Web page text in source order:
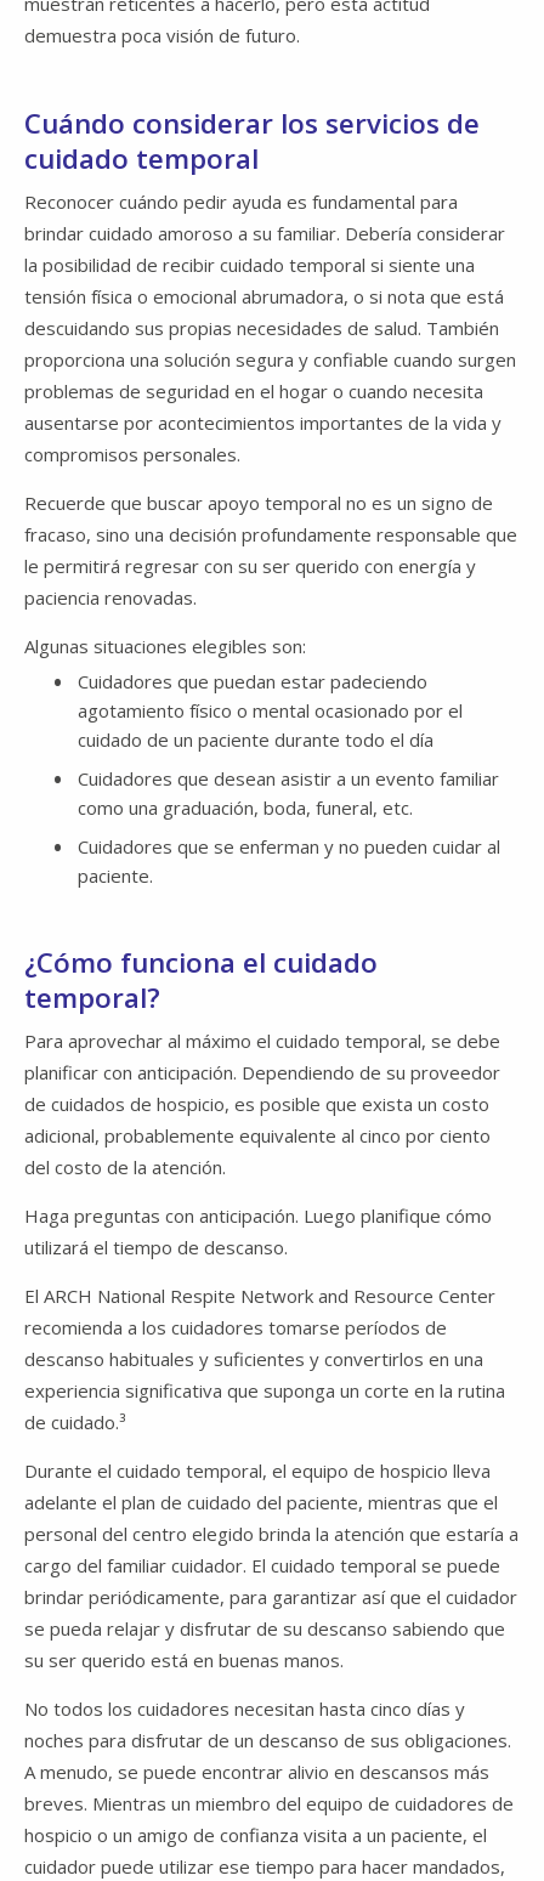
demuestra poca visión de futuro.
Cuándo considerar los servicios de
cuidado temporal
Reconocer cuándo pedir ayuda es fundamental para
brindar cuidado amoroso a su familiar. Debería considerar
la posibilidad de recibir cuidado temporal si siente una
tensión física o emocional abrumadora, o si nota que está
descuidando sus propias necesidades de salud. También
proporciona una solución segura y confiable cuando surgen
problemas de seguridad en el hogar o cuando necesita
ausentarse por acontecimientos importantes de la vida y
compromisos personales.
Recuerde que buscar apoyo temporal no es un signo de
fracaso, sino una decisión profundamente responsable que
le permitirá regresar con su ser querido con energía y
paciencia renovadas.
Algunas situaciones elegibles son:
Cuidadores que puedan estar padeciendo
agotamiento físico o mental ocasionado por el
cuidado de un paciente durante todo el día
Cuidadores que desean asistir a un evento familiar
como una graduación, boda, funeral, etc.
Cuidadores que se enferman y no pueden cuidar al
paciente.
¿Cómo funciona el cuidado
temporal?
Para aprovechar al máximo el cuidado temporal, se debe
planificar con anticipación. Dependiendo de su proveedor
de cuidados de hospicio, es posible que exista un costo
adicional, probablemente equivalente al cinco por ciento
del costo de la atención.
Haga preguntas con anticipación. Luego planifique cómo
utilizará el tiempo de descanso.
El ARCH National Respite Network and Resource Center
recomienda a los cuidadores tomarse períodos de
descanso habituales y suficientes y convertirlos en una
experiencia significativa que suponga un corte en la rutina
de cuidado.³
Durante el cuidado temporal, el equipo de hospicio lleva
adelante el plan de cuidado del paciente, mientras que el
personal del centro elegido brinda la atención que estaría a
cargo del familiar cuidador. El cuidado temporal se puede
brindar periódicamente, para garantizar así que el cuidador
se pueda relajar y disfrutar de su descanso sabiendo que
su ser querido está en buenas manos.
No todos los cuidadores necesitan hasta cinco días y
noches para disfrutar de un descanso de sus obligaciones.
A menudo, se puede encontrar alivio en descansos más
breves. Mientras un miembro del equipo de cuidadores de
hospicio o un amigo de confianza visita a un paciente, el
cuidador puede utilizar ese tiempo para hacer mandados,